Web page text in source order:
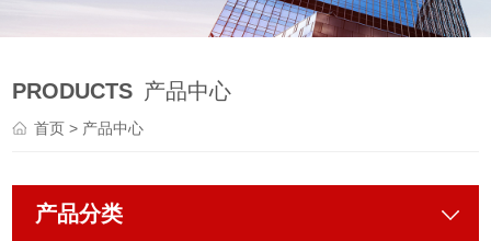
PRODUCTS 产品中心
首页> 产品中心
产品分类